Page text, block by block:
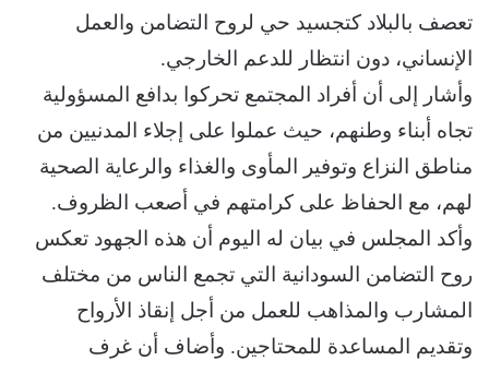
تعصف بالبلاد كتجسيد حي لروح التضامن والعمل
الإنساني، دون انتظار للدعم الخارجي.
وأشار إلى أن أفراد المجتمع تحركوا بدافع المسؤولية
تجاه أبناء وطنهم، حيث عملوا على إجلاء المدنيين من
مناطق النزاع وتوفير المأوى والغذاء والرعاية الصحية
لهم، مع الحفاظ على كرامتهم في أصعب الظروف.
وأكد المجلس في بيان له اليوم أن هذه الجهود تعكس
روح التضامن السودانية التي تجمع الناس من مختلف
المشارب والمذاهب للعمل من أجل إنقاذ الأرواح
وتقديم المساعدة للمحتاجين. وأضاف أن غرف